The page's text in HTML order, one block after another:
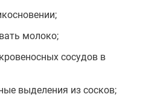
молоко;
сосудов в
выделения из сосков;